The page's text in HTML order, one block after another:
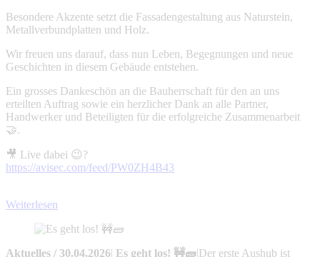
Besondere Akzente setzt die Fassadengestaltung aus Naturstein,
Metallverbundplatten und Holz.
Wir freuen uns darauf, dass nun Leben, Begegnungen und neue
Geschichten in diesem Gebäude entstehen.
Ein grosses Dankeschön an die Bauherrschaft für den an uns
erteilten Auftrag sowie ein herzlicher Dank an alle Partner,
Handwerker und Beteiligten für die erfolgreiche Zusammenarbeit
🤝.
🎥 Live dabei 😉?
https://avisec.com/feed/PW0ZH4B43
Weiterlesen
Aktuelles / 30.04.2026| Es geht los! 🚧🧱|Der erste Aushub ist